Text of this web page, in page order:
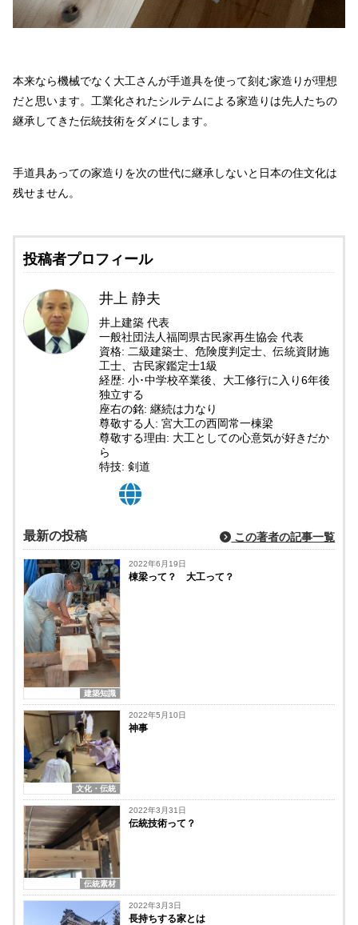
本来なら機械でなく大工さんが手道具を使って刻む家造りが理想
だと思います。工業化されたシルテムによる家造りは先人たちの
継承してきた伝統技術をダメにします。
手道具あっての家造りを次の世代に継承しないと日本の住文化は
残せません。
投稿者プロフィール
井上 静夫
井上建築 代表
一般社団法人福岡県古民家再生協会 代表
資格: 二級建築士、危険度判定士、伝統資財施
工士、古民家鑑定士1級
経歴: 小･中学校卒業後、大工修行に入り6年後
独立する
座右の銘: 継続は力なり
尊敬する人: 宮大工の西岡常一棟梁
尊敬する理由: 大工としての心意気が好きだか
ら
特技: 剣道
最新の投稿 この著者の記事一覧
建築知識
2022年6月19日
棟梁って？ 大工って？
文化・伝統
2022年5月10日
神事
伝統素材
2022年3月31日
伝統技術って？
2022年3月3日
長持ちする家とは